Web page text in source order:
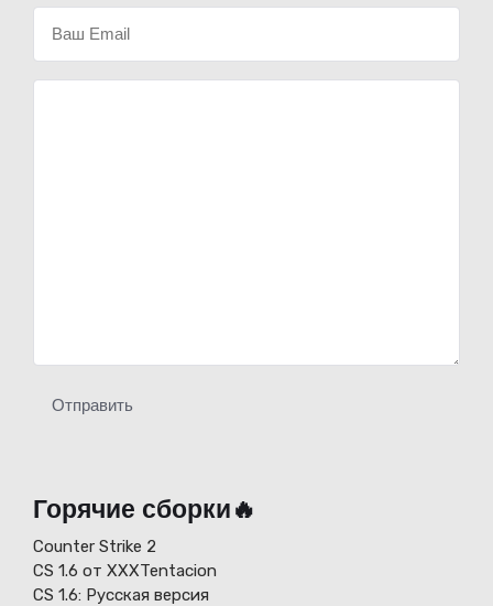
Отправить
Горячие сборки🔥
Counter Strike 2
CS 1.6 от XXXTentacion
СS 1.6: Русская версия